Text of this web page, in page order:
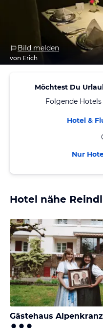
Bild melden
von Erich
Möchtest Du
Folgende
Hotel &
Nur
Hotel nähe
Gästehaus Alpenkranz